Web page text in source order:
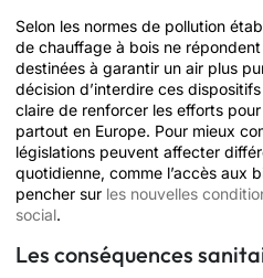
Selon les normes de pollution
de chauffage à bois ne
destinées à garantir un air plus
décision d’interdire ces
claire de renforcer les efforts
partout en Europe. Pour mieux
législations peuvent affecter
quotidienne, comme l’accès aux
pencher sur les nouvelles
social.
Les conséquences